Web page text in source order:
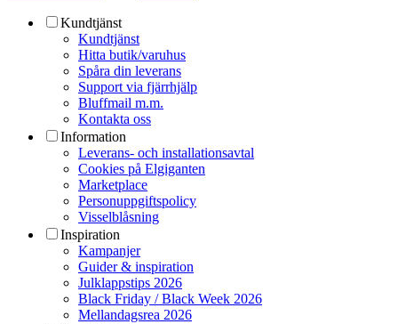
Kundtjänst
Kundtjänst
Hitta butik/varuhus
Spåra din leverans
Support via fjärrhjälp
Bluffmail m.m.
Kontakta oss
Information
Leverans- och installationsavtal
Cookies på Elgiganten
Marketplace
Personuppgiftspolicy
Visselblåsning
Inspiration
Kampanjer
Guider & inspiration
Julklappstips 2026
Black Friday / Black Week 2026
Mellandagsrea 2026